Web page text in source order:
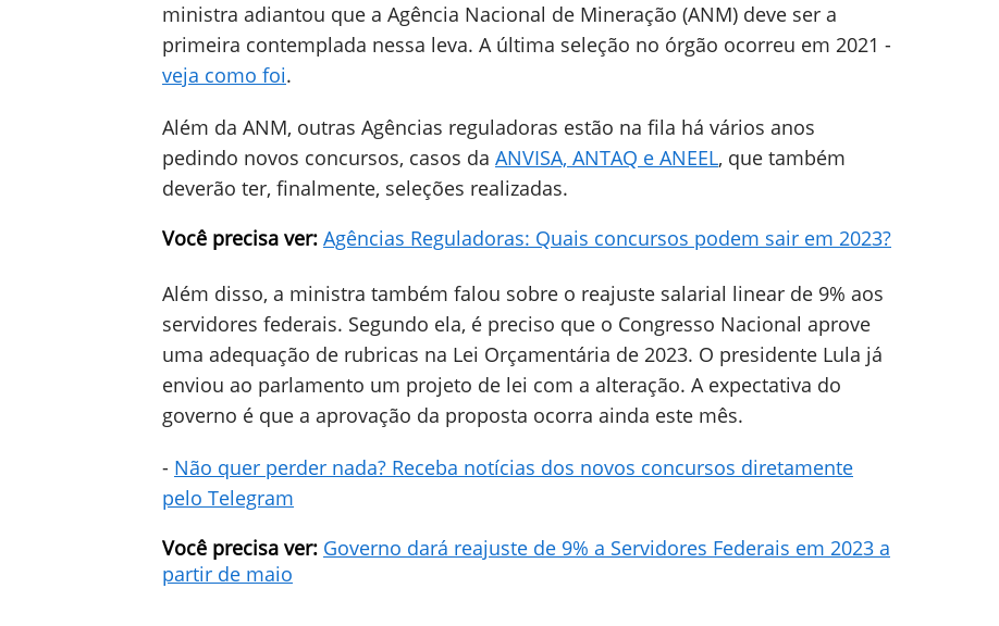
ministra adiantou que a Agência Nacional de Mineração (ANM) deve ser a
primeira contemplada nessa leva. A última seleção no órgão ocorreu em 2021 -
veja como foi.
Além da ANM, outras Agências reguladoras estão na fila há vários anos
pedindo novos concursos, casos da ANVISA, ANTAQ e ANEEL, que também
deverão ter, finalmente, seleções realizadas.
Você precisa ver: Agências Reguladoras: Quais concursos podem sair em 2023?
Além disso, a ministra também falou sobre o reajuste salarial linear de 9% aos
servidores federais. Segundo ela, é preciso que o Congresso Nacional aprove
uma adequação de rubricas na Lei Orçamentária de 2023. O presidente Lula já
enviou ao parlamento um projeto de lei com a alteração. A expectativa do
governo é que a aprovação da proposta ocorra ainda este mês.
- Não quer perder nada? Receba notícias dos novos concursos diretamente
pelo Telegram
Você precisa ver: Governo dará reajuste de 9% a Servidores Federais em 2023 a
partir de maio